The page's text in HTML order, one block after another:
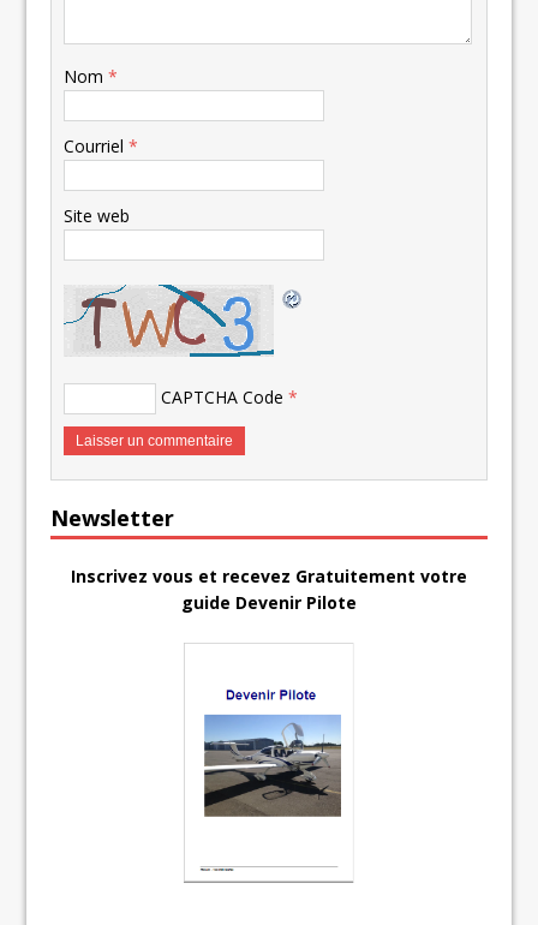
Nom*
Courriel*
Site web
CAPTCHA Code *
Newsletter
Inscrivez vous et recevez Gratuitement votre
guide Devenir Pilote